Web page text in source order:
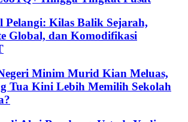
Pelangi: Kilas Balik Sejarah,
Global, dan Komodifikasi
Minim Murid Kian Meluas,
Tua Kini Lebih Memilih Sekolah